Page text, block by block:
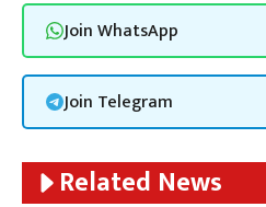
Join WhatsApp
Join Telegram
Related News